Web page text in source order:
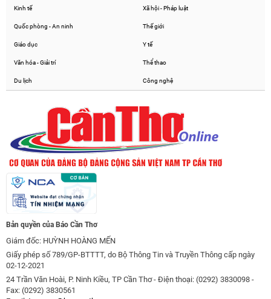
Kinh tế Xã hội - Pháp luật
Quốc phòng - An ninh Thế giới
Giáo dục Y tế
Văn hóa - Giải trí Thể thao
Du lịch Công nghệ
Bản quyền của Báo Cần Thơ
Giám đốc: HUỲNH HOÀNG MẾN
Giấy phép số 789/GP-BTTTT, do Bộ Thông Tin và Truyền Thông cấp ngày
02-12-2021
24 Trần Văn Hoài, P. Ninh Kiều, TP Cần Thơ - Điện thoại: (0292) 3830098 -
Fax: (0292) 3830561